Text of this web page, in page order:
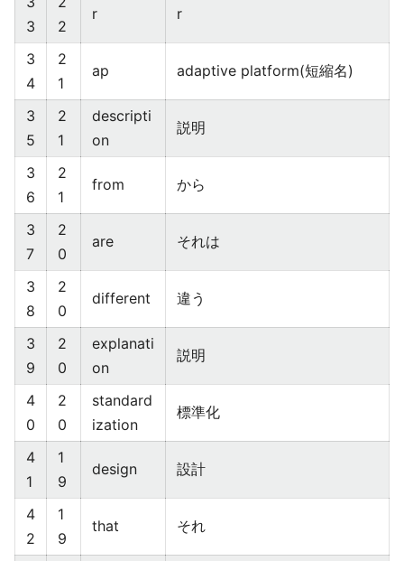
3
2
r r
3
4
2
1
ap adaptive platform(短縮名)
3
5
2
1
descripti
on
説明
3
6
2
1
from から
3
7
2
0
are それは
3
8
2
0
different 違う
3
9
2
0
explanati
on
説明
4
0
2
0
standard
ization
標準化
4
1
1
9
design 設計
4
2
1
9
that それ